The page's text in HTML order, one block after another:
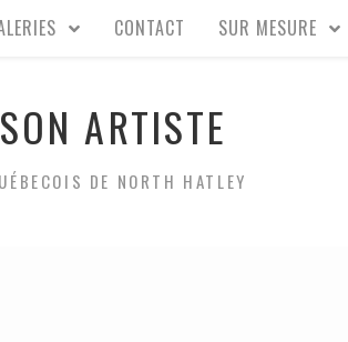
CONTACT SUR MESURE
ARTISTE
DE NORTH HATLEY